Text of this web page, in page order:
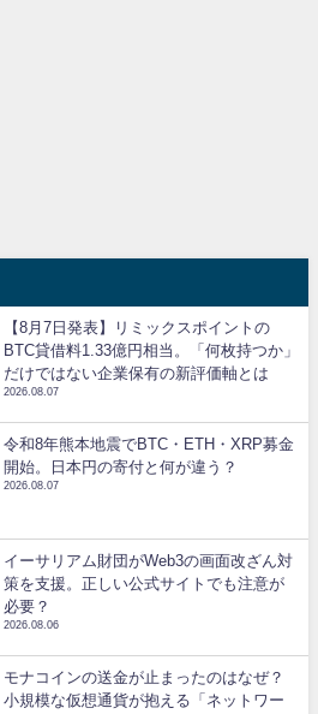
【8月7日発表】リミックスポイントの
BTC貸借料1.33億円相当。「何枚持つか」
だけではない企業保有の新評価軸とは
2026.08.07
令和8年熊本地震でBTC・ETH・XRP募金
開始。日本円の寄付と何が違う？
2026.08.07
イーサリアム財団がWeb3の画面改ざん対
策を支援。正しい公式サイトでも注意が
必要？
2026.08.06
モナコインの送金が止まったのはなぜ？
小規模な仮想通貨が抱える「ネットワー